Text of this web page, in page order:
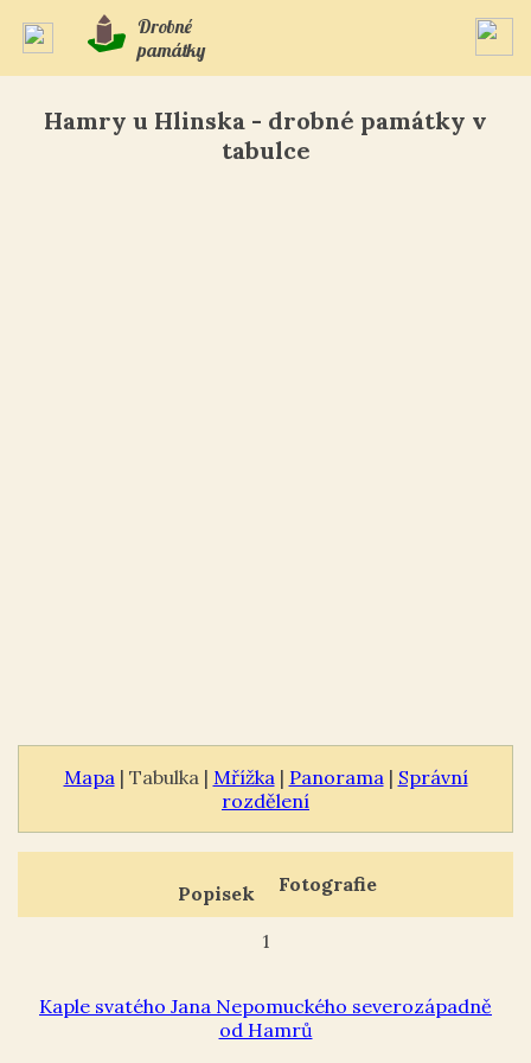
Drobné
památky
Hamry u Hlinska - drobné památky v
tabulce
Mapa | Tabulka | Mřížka | Panorama | Správní
rozdělení
Popisek Fotografie
1
Kaple svatého Jana Nepomuckého severozápadně
od Hamrů